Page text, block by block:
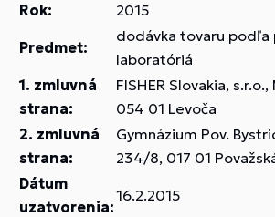
Rok:
2015
Predmet:
dodávka tovaru podľa
laboratóriá
1. zmluvná
strana:
FISHER Slovakia,
054 01 Levoča
2. zmluvná
strana:
Gymnázium Pov.
234/8, 017 01
Dátum
uzatvorenia:
16.2.2015